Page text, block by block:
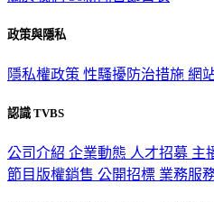
政策與隱私
隱私權政策 性騷擾防治措施 網
認識 TVBS
公司介紹 企業動態 人才招募 主
節目版權銷售 公開招標 業務服